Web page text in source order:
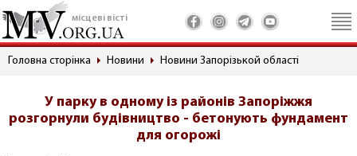
місцеві вісті
Головна сторінка Новини Новини Запорізькой області
У парку в одному із районів Запоріжжя
розгорнули будівництво - бетонують фундамент
для огорожі